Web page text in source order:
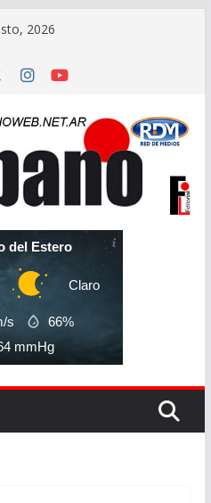
2026
del Estero
Claro
s
66%
mmHg